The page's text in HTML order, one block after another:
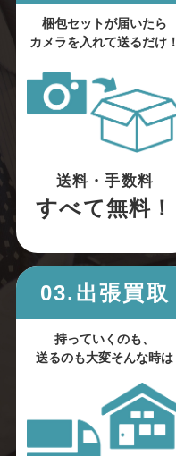
梱包セットが届いたら
カメラを入れて送るだけ！
送料・手数料
すべて無料！
03.出張買取
持っていくのも、
送るのも大変そんな時は